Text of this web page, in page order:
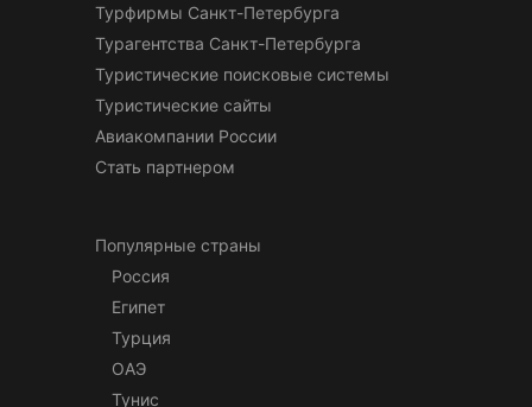
Турфирмы Санкт-Петербурга
Турагентства Санкт-Петербурга
Туристические поисковые системы
Туристические сайты
Авиакомпании России
Стать партнером
Популярные страны
Россия
Египет
Турция
ОАЭ
Тунис